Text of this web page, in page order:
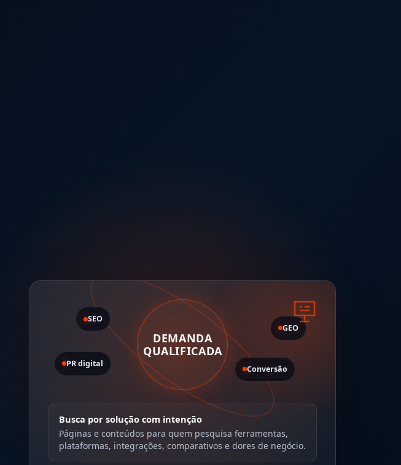
DEMANDA
QUALIFICADA
SEO
GEO
PR digital
Conversão
Busca por solução com intenção
Páginas e conteúdos para quem pesquisa ferramentas,
plataformas, integrações, comparativos e dores de negócio.